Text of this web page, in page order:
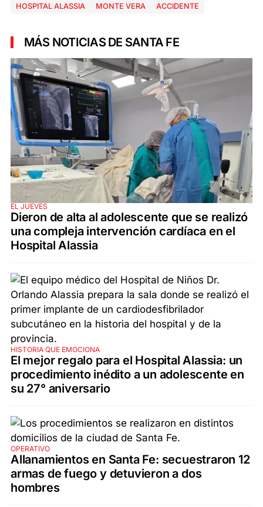
HOSPITAL ALASSIA MONTE VERA ACCIDENTE
MÁS NOTICIAS DE SANTA FE
EL JUEVES
Dieron de alta al adolescente que se realizó
una compleja intervención cardíaca en el
Hospital Alassia
HISTORIA QUE EMOCIONA
El mejor regalo para el Hospital Alassia: un
procedimiento inédito a un adolescente en
su 27° aniversario
OPERATIVO
Allanamientos en Santa Fe: secuestraron 12
armas de fuego y detuvieron a dos
hombres